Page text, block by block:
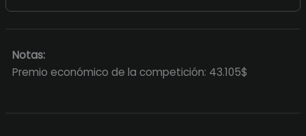
Notas:
Premio económico de la competición: 43.105$